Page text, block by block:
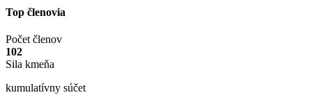
Top členovia
Počet členov
102
Sila kmeňa
kumulatívny súčet